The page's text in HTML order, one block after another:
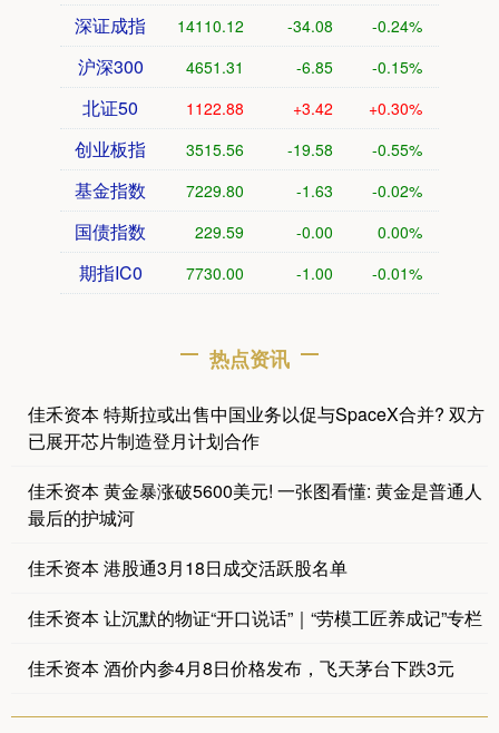
深证成指 14110.12 -34.08 -0.24%
沪深300 4651.31 -6.85 -0.15%
北证50 1122.88 +3.42 +0.30%
创业板指 3515.56 -19.58 -0.55%
基金指数 7229.80 -1.63 -0.02%
国债指数 229.59 -0.00 0.00%
期指IC0 7730.00 -1.00 -0.01%
热点资讯
佳禾资本 特斯拉或出售中国业务以促与SpaceX合并? 双方
已展开芯片制造登月计划合作
佳禾资本 黄金暴涨破5600美元! 一张图看懂: 黄金是普通人
最后的护城河
佳禾资本 港股通3月18日成交活跃股名单
佳禾资本 让沉默的物证“开口说话”｜“劳模工匠养成记”专栏
佳禾资本 酒价内参4月8日价格发布，飞天茅台下跌3元